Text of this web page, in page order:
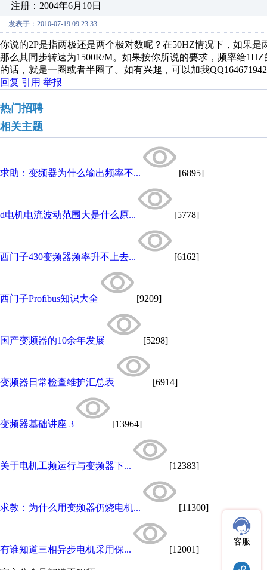
注册：2004年6月10日
发表于：2010-07-19 09:23:33
你说的2P是指两极还是两个极对数呢？在50HZ情况下，如果
那么其同步转速为1500R/M。如果按你所说的要求，频率给
的话，就是一圈或者半圈了。如有兴趣，可以加我
回复 引用 举报
热门招聘
相关主题
求助：变频器为什么输出频率不... [6895]
d电机电流波动范围大是什么原... [5778]
西门子430变频器频率升不上去... [6162]
西门子Profibus知识大全 [9209]
国产变频器的10余年发展 [5298]
变频器日常检查维护汇总表 [6914]
变频器基础讲座 3 [13964]
关于电机工频运行与变频器下... [12383]
求教：为什么用变频器仍烧电机... [11300]
有谁知道三相异步电机采用保... [12001]
客服